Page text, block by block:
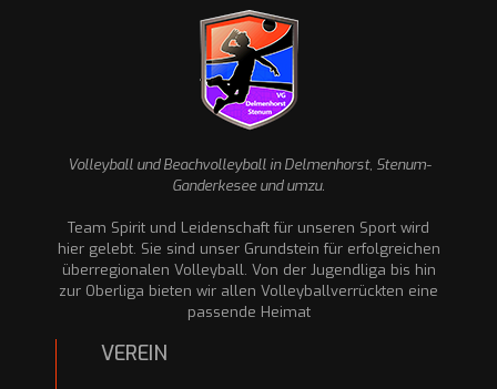
Volleyball und Beachvolleyball in Delmenhorst, Stenum-
Ganderkesee und umzu.
Team Spirit und Leidenschaft für unseren Sport wird
hier gelebt. Sie sind unser Grundstein für erfolgreichen
überregionalen Volleyball. Von der Jugendliga bis hin
zur Oberliga bieten wir allen Volleyballverrückten eine
passende Heimat
VEREIN